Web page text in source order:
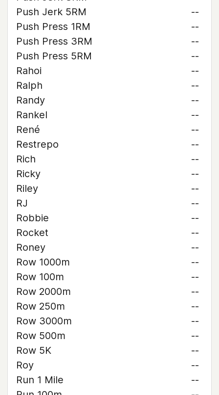
Push Jerk 5RM
--
Push Press 1RM
--
Push Press 3RM
--
Push Press 5RM
--
Rahoi
--
Ralph
--
Randy
--
Rankel
--
René
--
Restrepo
--
Rich
--
Ricky
--
Riley
--
RJ
--
Robbie
--
Rocket
--
Roney
--
Row 1000m
--
Row 100m
--
Row 2000m
--
Row 250m
--
Row 3000m
--
Row 500m
--
Row 5K
--
Roy
--
Run 1 Mile
--